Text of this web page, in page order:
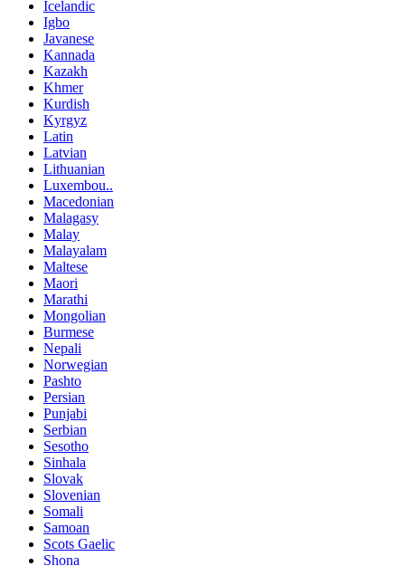
Icelandic
Igbo
Javanese
Kannada
Kazakh
Khmer
Kurdish
Kyrgyz
Latin
Latvian
Lithuanian
Luxembou..
Macedonian
Malagasy
Malay
Malayalam
Maltese
Maori
Marathi
Mongolian
Burmese
Nepali
Norwegian
Pashto
Persian
Punjabi
Serbian
Sesotho
Sinhala
Slovak
Slovenian
Somali
Samoan
Scots Gaelic
Shona